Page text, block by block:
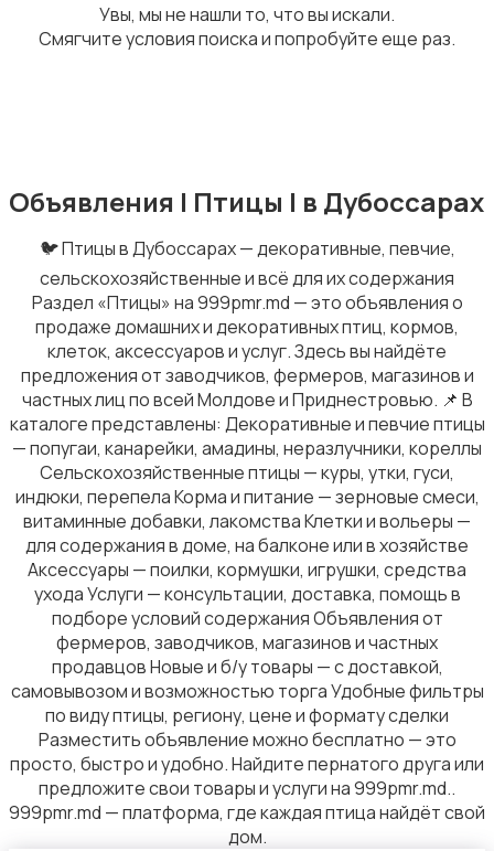
Увы, мы не нашли то, что вы искали.
Смягчите условия поиска и попробуйте еще раз.
Объявления | Птицы | в Дубоссарах
🐦 Птицы в Дубоссарах — декоративные, певчие,
сельскохозяйственные и всё для их содержания
Раздел «Птицы» на 999pmr.md — это объявления о
продаже домашних и декоративных птиц, кормов,
клеток, аксессуаров и услуг. Здесь вы найдёте
предложения от заводчиков, фермеров, магазинов и
частных лиц по всей Молдове и Приднестровью. 📌 В
каталоге представлены: Декоративные и певчие птицы
— попугаи, канарейки, амадины, неразлучники, кореллы
Сельскохозяйственные птицы — куры, утки, гуси,
индюки, перепела Корма и питание — зерновые смеси,
витаминные добавки, лакомства Клетки и вольеры —
для содержания в доме, на балконе или в хозяйстве
Аксессуары — поилки, кормушки, игрушки, средства
ухода Услуги — консультации, доставка, помощь в
подборе условий содержания Объявления от
фермеров, заводчиков, магазинов и частных
продавцов Новые и б/у товары — с доставкой,
самовывозом и возможностью торга Удобные фильтры
по виду птицы, региону, цене и формату сделки
Разместить объявление можно бесплатно — это
просто, быстро и удобно. Найдите пернатого друга или
предложите свои товары и услуги на 999pmr.md..
999pmr.md — платформа, где каждая птица найдёт свой
дом.